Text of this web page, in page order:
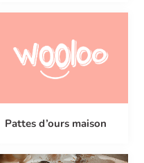
Pattes d’ours maison